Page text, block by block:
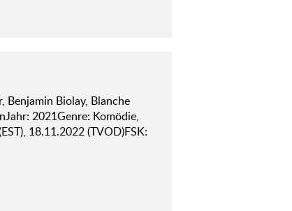
Benjamin Biolay, Blanche
2021Genre: Komödie,
18.11.2022 (TVOD)FSK: